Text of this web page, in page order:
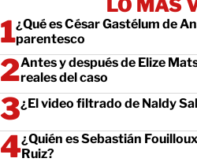
LO MÁS
¿Qué es César Gastélum de
parentesco
Antes y después de Elize
reales del caso
¿El video filtrado de Naldy
¿Quién es Sebastián
Ruiz?